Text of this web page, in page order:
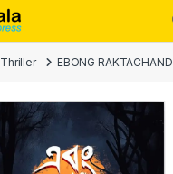
Thriller EBONG RAKTACHAND